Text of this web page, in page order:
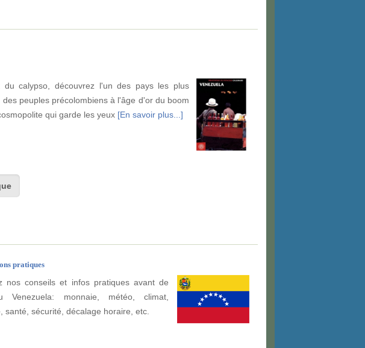
calypso, découvrez l'un des pays les plus
peuples précolombiens à l'âge d'or du boom
qui garde les yeux [En savoir plus...]
pratiques
nos conseils et infos pratiques avant de
Venezuela: monnaie, météo, climat,
santé, sécurité, décalage horaire, etc.